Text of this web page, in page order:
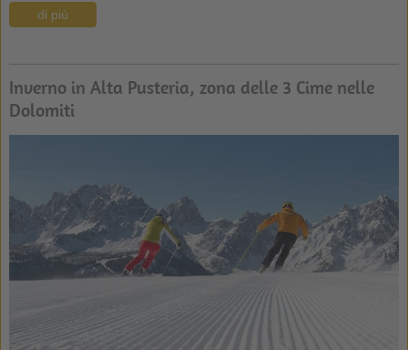
di più
Inverno in Alta Pusteria, zona delle 3 Cime nelle
Dolomiti